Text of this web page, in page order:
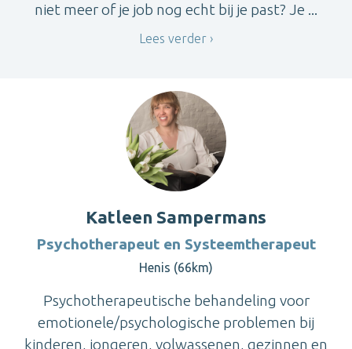
niet meer of je job nog echt bij je past? Je ...
Lees verder
Katleen Sampermans
Psychotherapeut en Systeemtherapeut
Henis (66km)
Psychotherapeutische behandeling voor
emotionele/psychologische problemen bij
kinderen, jongeren, volwassenen, gezinnen en